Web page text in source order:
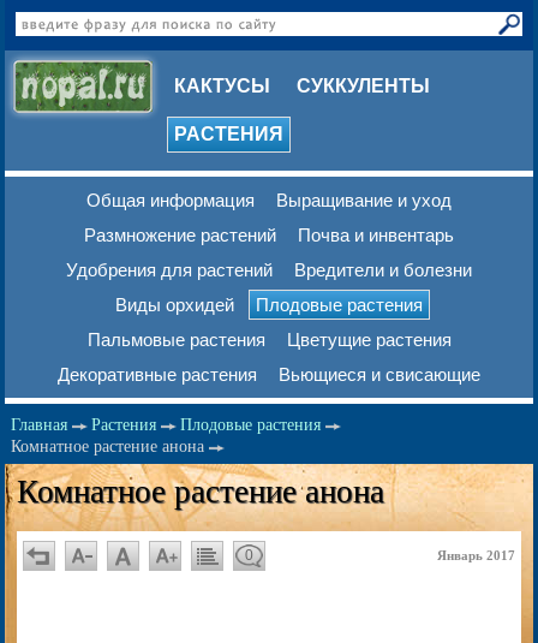
КАКТУСЫ СУККУЛЕНТЫ
РАСТЕНИЯ
Общая информация
Выращивание и уход
Размножение растений
Почва и инвентарь
Удобрения для растений
Вредители и болезни
Виды орхидей
Плодовые растения
Пальмовые растения
Цветущие растения
Декоративные растения
Вьющиеся и свисающие
Главная Растения
Плодовые растения
Комнатное растение анона
Комнатное растение анона
0 Январь 2017